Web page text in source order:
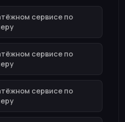
сервисе по
сервисе по
сервисе по